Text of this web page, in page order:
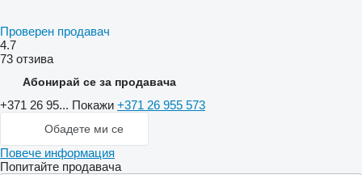
Проверен продавач
4.7
73 отзива
Абонирай се за продавача
+371 26 95... Покажи +371 26 955 573
Обадете ми се
Повече информация
Попитайте продавача